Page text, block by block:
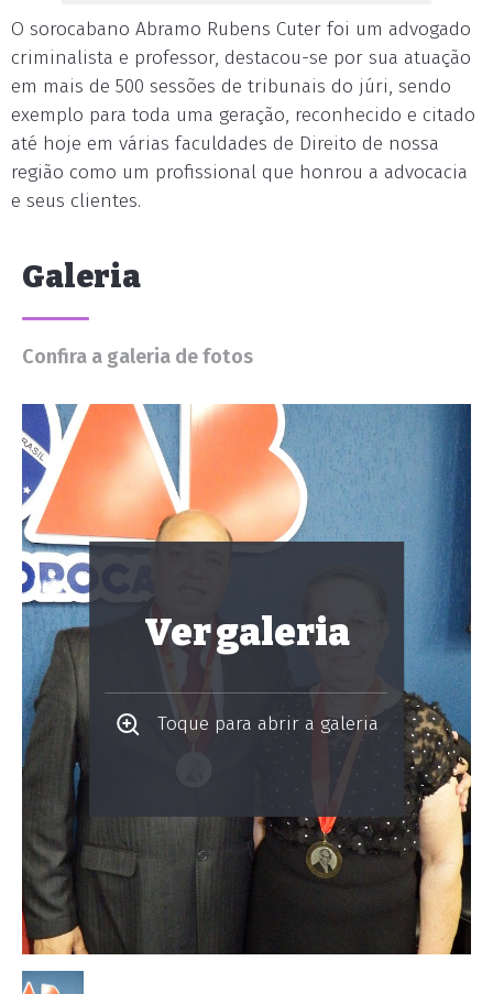
O sorocabano Abramo Rubens Cuter foi um advogado
criminalista e professor, destacou-se por sua atuação
em mais de 500 sessões de tribunais do júri, sendo
exemplo para toda uma geração, reconhecido e citado
até hoje em várias faculdades de Direito de nossa
região como um profissional que honrou a advocacia
e seus clientes.
Galeria
Confira a galeria de fotos
Ver galeria
Toque para abrir a galeria